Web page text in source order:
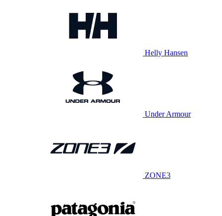
Helly Hansen
Under Armour
ZONE3